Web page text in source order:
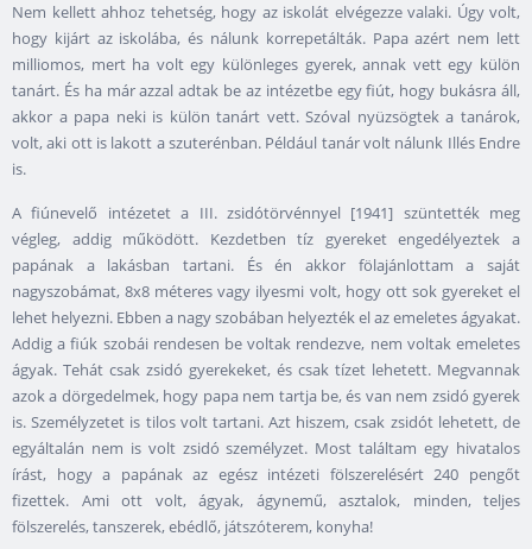
Nem kellett ahhoz tehetség, hogy az iskolát elvégezze valaki. Úgy volt,
hogy kijárt az iskolába, és nálunk korrepetálták. Papa azért nem lett
milliomos, mert ha volt egy különleges gyerek, annak vett egy külön
tanárt. És ha már azzal adtak be az intézetbe egy fiút, hogy bukásra áll,
akkor a papa neki is külön tanárt vett. Szóval nyüzsögtek a tanárok,
volt, aki ott is lakott a szuterénban. Például tanár volt nálunk Illés Endre
is.
A fiúnevelő intézetet a III. zsidótörvénnyel [1941] szüntették meg
végleg, addig működött. Kezdetben tíz gyereket engedélyeztek a
papának a lakásban tartani. És én akkor fölajánlottam a saját
nagyszobámat, 8x8 méteres vagy ilyesmi volt, hogy ott sok gyereket el
lehet helyezni. Ebben a nagy szobában helyezték el az emeletes ágyakat.
Addig a fiúk szobái rendesen be voltak rendezve, nem voltak emeletes
ágyak. Tehát csak zsidó gyerekeket, és csak tízet lehetett. Megvannak
azok a dörgedelmek, hogy papa nem tartja be, és van nem zsidó gyerek
is. Személyzetet is tilos volt tartani. Azt hiszem, csak zsidót lehetett, de
egyáltalán nem is volt zsidó személyzet. Most találtam egy hivatalos
írást, hogy a papának az egész intézeti fölszerelésért 240 pengőt
fizettek. Ami ott volt, ágyak, ágynemű, asztalok, minden, teljes
fölszerelés, tanszerek, ebédlő, játszóterem, konyha!